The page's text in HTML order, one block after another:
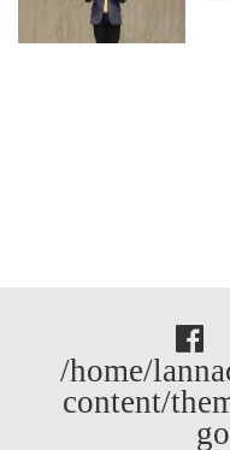
/home/
content/